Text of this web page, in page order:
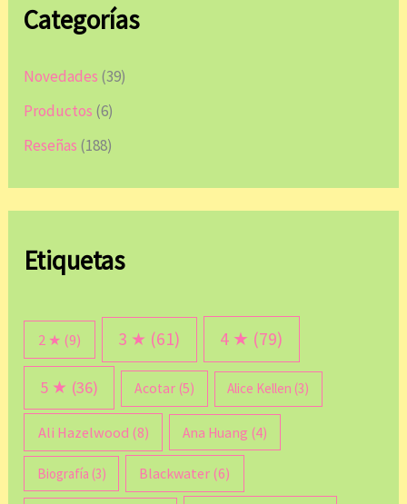
Categorías
Novedades (39)
Productos (6)
Reseñas (188)
Etiquetas
2 ★ (9) 3 ★ (61) 4 ★ (79)
5 ★ (36) Acotar(5) Alice Kellen (3)
Ali Hazelwood (8) Ana Huang (4)
Biografía (3) Blackwater (6)